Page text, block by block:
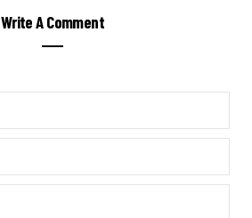
Write A Comment